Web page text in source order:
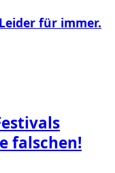
für immer.
falschen!